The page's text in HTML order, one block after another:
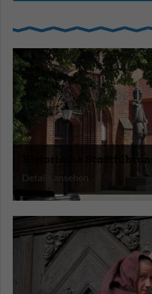
Historische Stadtführung
Details ansehen